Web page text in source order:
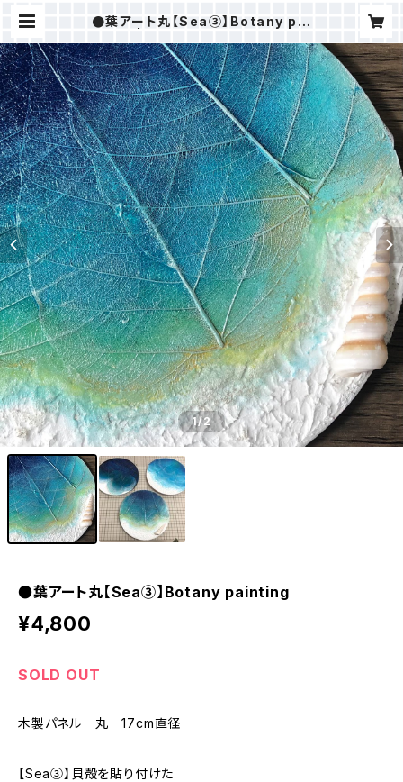
●葉アート丸【Sea③】Botany pai
AHOKUSHOP）
1/2
●葉アート丸【Sea③】Botany painting
¥4,800
SOLD OUT
木製パネル 丸 17cm直径
【Sea③】貝殻を貼り付けた